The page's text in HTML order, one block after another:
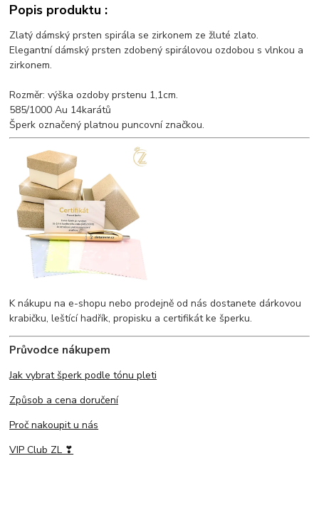
Popis produktu :
Zlatý dámský prsten spirála se zirkonem ze žluté zlato.
Elegantní dámský prsten zdobený spirálovou ozdobou s vlnkou a
zirkonem.
Rozměr: výška ozdoby prstenu 1,1cm.
585/1000 Au 14karátů
Šperk označený platnou puncovní značkou.
K nákupu na e-shopu nebo prodejně od nás dostanete dárkovou
krabičku, leštící hadřík, propisku a certifikát ke šperku.
Průvodce nákupem
Jak vybrat šperk podle tónu pleti
Způsob a cena doručení
Proč nakoupit u nás
VIP Club ZL ❣